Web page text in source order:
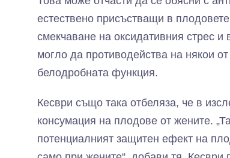
естествено присъстващи в
смекчаване на оксидативния стрес
могло да противодейства на някои
белодробната функция.
Кесври също така отбеляза, че в
консумация на плодове от жените.
потенциалният защитен ефект на